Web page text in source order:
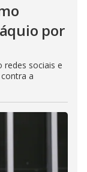
por
redes sociais e
a